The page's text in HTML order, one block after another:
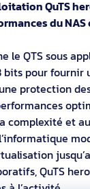
QuTS
du
le QTS sous
bits pour fournir
protection
complexité et
QuTS